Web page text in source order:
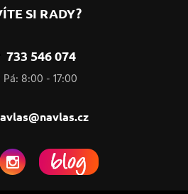
SI RADY?
733 546 074
8:00 - 17:00